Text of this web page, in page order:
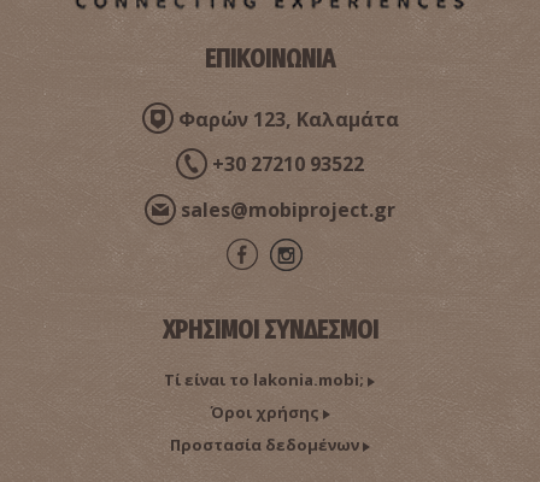
Ιερό της Αθηνάς Χαλκιοίκου
ΑΡΧΑΙΟΙ ΧΡΟΝΟΙ ~0.8Km
ΕΠΙΚΟΙΝΩΝΙΑ
Φαρών 123, Καλαμάτα
+30 27210 93522
sales@mobiproject.gr
ΧΡΗΣΙΜΟΙ ΣΥΝΔΕΣΜΟΙ
Τί είναι το lakonia.mobi;
Όροι χρήσης
Προστασία δεδομένων